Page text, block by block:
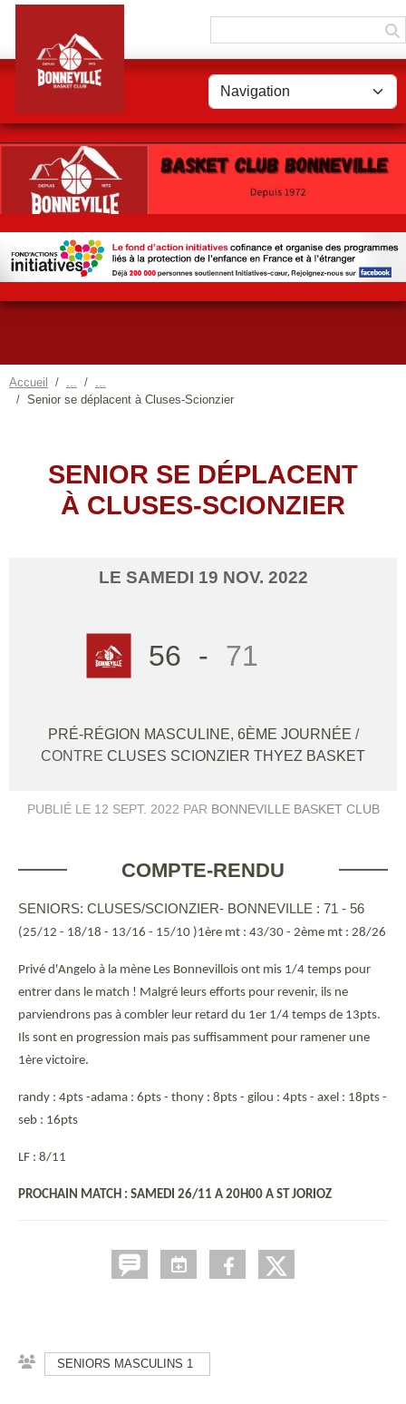
Accueil
Senior se déplacent à Cluses-Scionzier
SENIOR SE DÉPLACENT
À CLUSES-SCIONZIER
LE SAMEDI 19 NOV. 2022
56 - 71
PRÉ-RÉGION MASCULINE, 6ÈME JOURNÉE /
CONTRE CLUSES SCIONZIER THYEZ BASKET
PUBLIÉ LE 12 SEPT. 2022 PAR BONNEVILLE BASKET CLUB
COMPTE-RENDU
SENIORS: CLUSES/SCIONZIER- BONNEVILLE : 71 - 56
(25/12 - 18/18 - 13/16 - 15/10 )1ère mt : 43/30 - 2ème mt : 28/26
Privé d'Angelo à la mène Les Bonnevillois ont mis 1/4 temps pour
entrer dans le match ! Malgré leurs efforts pour revenir, ils ne
parviendrons pas à combler leur retard du 1er 1/4 temps de 13pts.
Ils sont en progression mais pas suffisamment pour ramener une
1ère victoire.
randy : 4pts -adama : 6pts - thony : 8pts - gilou : 4pts - axel : 18pts -
seb : 16pts
LF : 8/11
PROCHAIN MATCH : SAMEDI 26/11 A 20H00 A ST JORIOZ
SENIORS MASCULINS 1